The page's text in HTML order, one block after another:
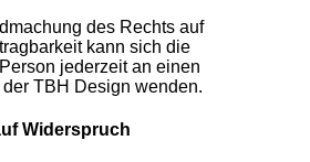
des Rechts auf
kann sich die
jederzeit an einen
der TBH Design wenden.
Widerspruch